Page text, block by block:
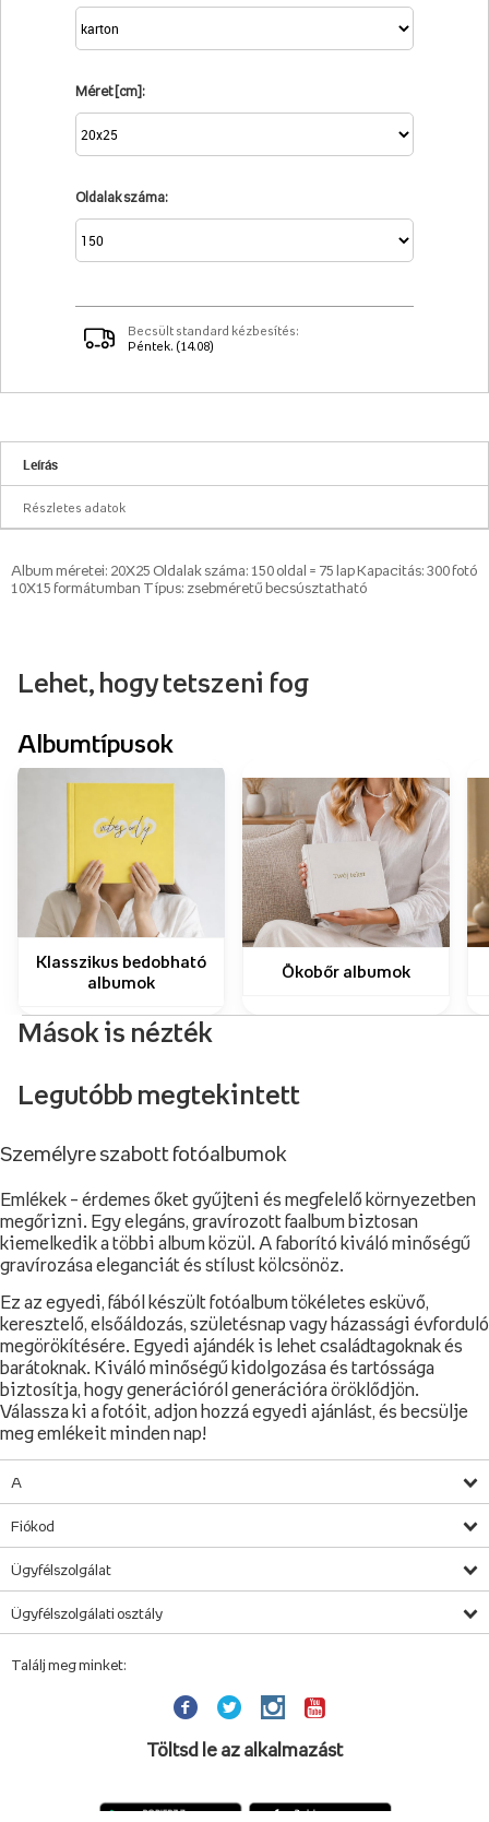
Méret [cm]:
Oldalak száma:
Becsült standard kézbesítés:
Péntek. (14.08)
Leírás
Részletes adatok
Album méretei: 20X25 Oldalak száma: 150 oldal = 75 lap Kapacitás: 300 fotó
10X15 formátumban Típus: zsebméretű becsúsztatható
Lehet, hogy tetszeni fog
Albumtípusok
Klasszikus bedobható
albumok
Ökobőr albumok
Mások is nézték
Legutóbb megtekintett
Személyre szabott fotóalbumok
Emlékek – érdemes őket gyűjteni és megfelelő környezetben
megőrizni. Egy elegáns, gravírozott faalbum biztosan
kiemelkedik a többi album közül. A faborító kiváló minőségű
gravírozása eleganciát és stílust kölcsönöz.
Ez az egyedi, fából készült fotóalbum tökéletes esküvő,
keresztelő, elsőáldozás, születésnap vagy házassági évforduló
megörökítésére. Egyedi ajándék is lehet családtagoknak és
barátoknak. Kiváló minőségű kidolgozása és tartóssága
biztosítja, hogy generációról generációra öröklődjön.
Válassza ki a fotóit, adjon hozzá egyedi ajánlást, és becsülje
meg emlékeit minden nap!
A
Fiókod
Ügyfélszolgálat
Ügyfélszolgálati osztály
Találj meg minket:
Töltsd le az alkalmazást